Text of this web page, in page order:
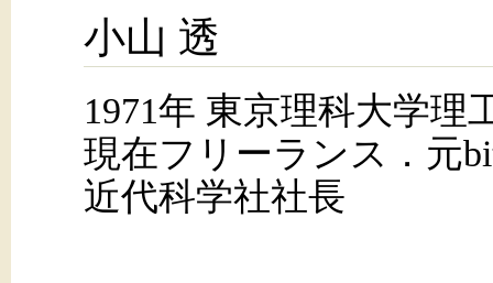
小山 透
1971年 東京理科大学理
現在フリーランス．元
近代科学社社長